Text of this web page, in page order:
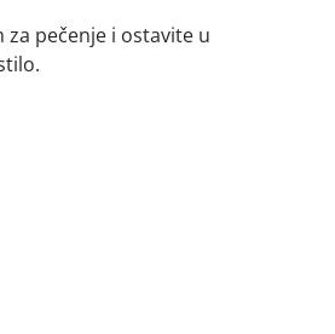
pečenje i ostavite u